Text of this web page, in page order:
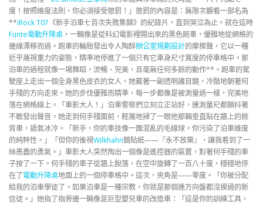
度！按照維度法則，你必須接受懲罰！」懲罰的內容是：無限次觀看一部名為
**iRock T07 《新手泊車七百次失敗集錦》的紀錄片，直到哭泣為止。就在這時
Funte電動升降桌 ，一輛像是從科幻電影裡開出來的黑色跑車，優雅地從網格的
邊緣漂移而過。跑車的輪胎發出令人陶醉辦公室規劃設計的摩擦聲，它以一種
近乎蔑視重力的姿態，精準地停進了一個只有它車身尺寸寬度的停車格中。那
泊車的過程就像一場舞蹈，流暢、完美，且毫無任何多餘的動作**。跑車的駕
駛座上走出一個全身黑色皮衣的女人，她戴著一副透明護目鏡，冷酷地朝著何
手殘的方向走來。她的步伐優雅而精準，每一步都像是被測量過一樣，完美地
落在網格線上。「車影大人！」泊車警察們立刻立正站好，連測量尺都顫抖著
不敢發出聲音。她走到何手殘面前，輕蔑地掃了一眼他那輛垂直貼在牆上的掀
背車，語氣冰冷。「新手，你的車技像一團混亂的毛線球。你污染了泊車維度
的純粹性。」「但你的後視Wilkhahn鏡貼紙——『永不放棄』，讓我看到了一
絲愚蠢的勇氣。」車影大人突然掏出一個像是遙控器的裝置，對著何手殘的車
子按了一下。何手殘的車子從牆上脫落，在空中旋轉了一百八十度，穩穩地停
在了電動升降桌地面上的一個停車格中。這次，夾角是——零度。「你被分配
給我的泊車學徒了。如果泊車是一種宗教，你就是那個連方向盤都沒摸過的新
信徒。」她指了指旁邊一輛像是巨型嬰兒車的改造車：「這是你的訓練工具，